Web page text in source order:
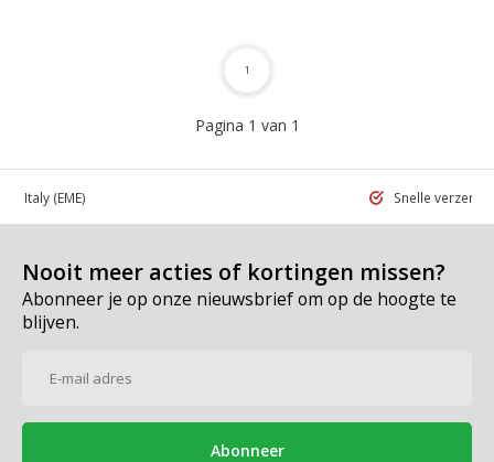
Pagina 1 van 1
1
in Italy (EME) Snelle
Nooit meer acties of kortingen missen?
Abonneer je op onze nieuwsbrief om op de hoogte te
blijven.
Abonneer